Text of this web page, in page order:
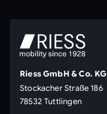
Riess GmbH & Co. KG
Stockacher Straße 186
78532 Tuttlingen